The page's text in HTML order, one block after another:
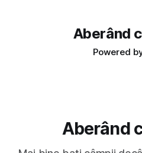
Aberând
Powered
Aberând